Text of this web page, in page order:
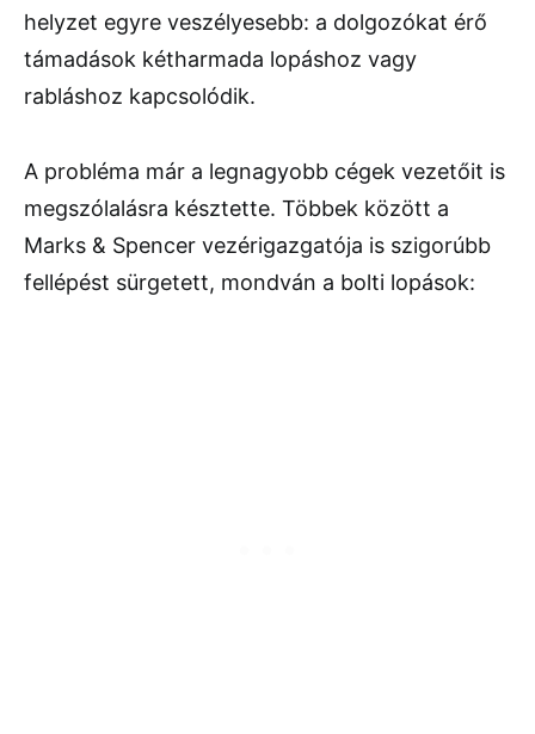
helyzet egyre veszélyesebb: a dolgozókat érő
támadások kétharmada lopáshoz vagy
rabláshoz kapcsolódik.
A probléma már a legnagyobb cégek vezetőit is
megszólalásra késztette. Többek között a
Marks & Spencer vezérigazgatója is szigorúbb
fellépést sürgetett, mondván a bolti lopások: